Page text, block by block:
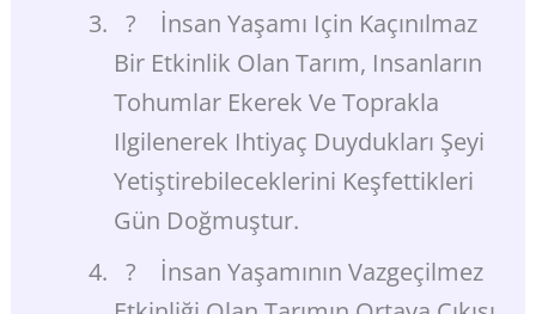
? İnsan Yaşamı Için Kaçınılmaz
Bir Etkinlik Olan Tarım, Insanların
Tohumlar Ekerek Ve Toprakla
Ilgilenerek Ihtiyaç Duydukları Şeyi
Yetiştirebileceklerini Keşfettikleri
Gün Doğmuştur.
? İnsan Yaşamının Vazgeçilmez